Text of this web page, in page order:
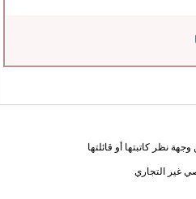
نظر كاتبتها أو قائلتها
غير التجاري